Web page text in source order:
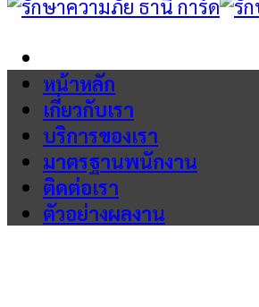
หน้าหลัก
เกี่ยวกับเรา
บริการของเรา
มาตรฐานพนักงาน
ติดต่อเรา
ตัวอย่างผลงาน